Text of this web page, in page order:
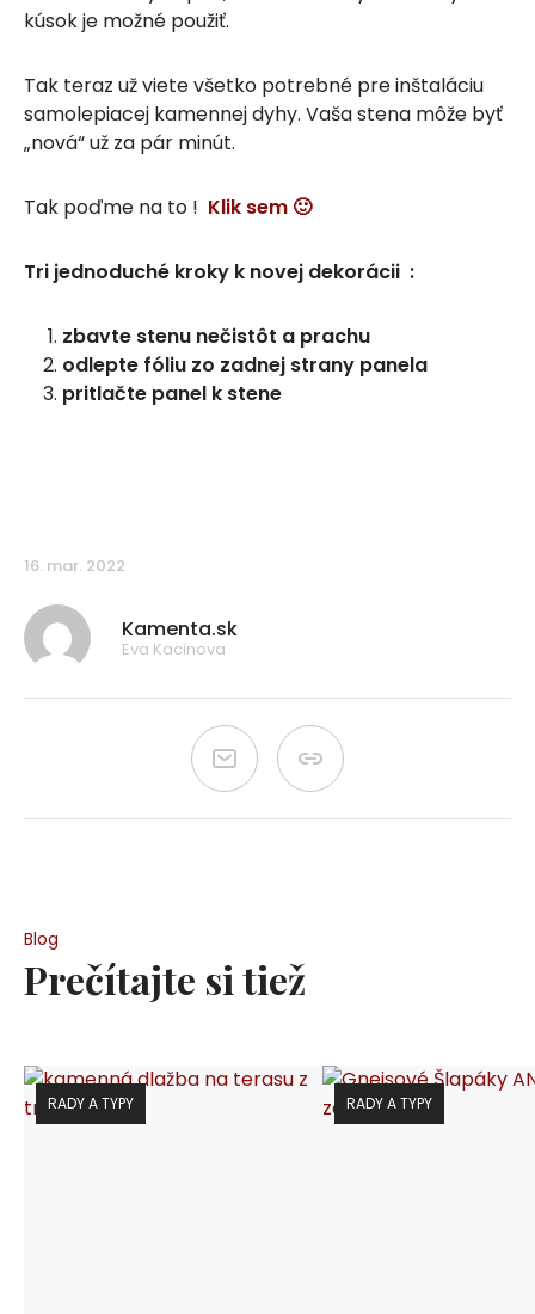
kúsok je možné použiť.
Tak teraz už viete všetko potrebné pre inštaláciu
samolepiacej kamennej dyhy. Vaša stena môže byť
„nová“ už za pár minút.
Tak poďme na to ! Klik sem 🙂
Tri jednoduché kroky k novej dekorácii :
zbavte stenu nečistôt a prachu
odlepte fóliu zo zadnej strany panela
pritlačte panel k stene
Kamenta.sk
Eva Kacinova
16. mar. 2022
Blog
Prečítajte si tiež
RADY A TYPY RADY A TYPY